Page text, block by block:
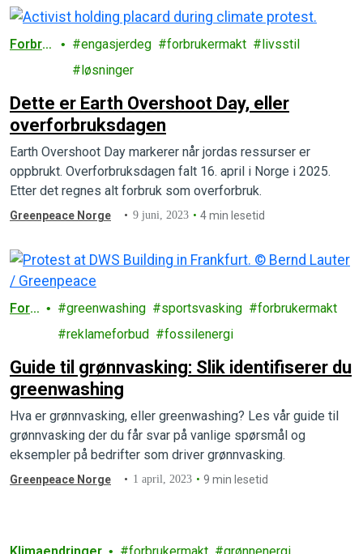
Forbru
engasjerdeg forbrukermakt
livsstil
løsninger
Dette er Earth Overshoot Day, eller
overforbruksdagen
Earth Overshoot Day markerer når jordas ressurser er
oppbrukt. Overforbruksdagen falt 16. april i Norge i 2025.
Etter det regnes alt forbruk som overforbruk.
Greenpeace Norge 9 juni, 2023 4 min lesetid
Forb
greenwashing sportsvasking
forbrukermakt
reklameforbud
fossilenergi
Guide til grønnvasking: Slik identifiserer du
greenwashing
Hva er grønnvasking, eller greenwashing? Les vår guide til
grønnvasking der du får svar på vanlige spørsmål og
eksempler på bedrifter som driver grønnvasking.
Greenpeace Norge 1 april, 2023 9 min lesetid
Klimaendringer forbrukermakt grønnenergi